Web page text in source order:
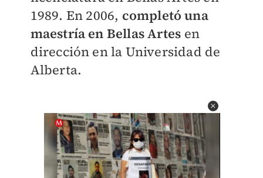
1989. En 2006, completó una
maestría en Bellas Artes en
dirección en la Universidad de
Alberta.